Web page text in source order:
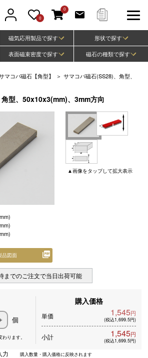
0
0
磁気応用製品で探す
形状で探す
表面磁束密度で探す 磁石の種類で探す
マコバ磁石【角型】 ＞ サマコバ磁石(SS28)、角型、
型、50x10x3(mm)、3mm方向
▲画像をタップして拡大表示
品図面
までのご注文で当日出荷可能
個
ります。
購入価格
単価 1,545円
(税込1,699.5円)
小計 1,545円
(税込1,699.5円)
力 購入数量・購入価格に反映されます